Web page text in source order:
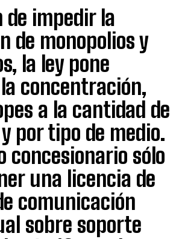
de impedir la
de monopolios y
la ley pone
concentración,
a la cantidad de
por tipo de medio.
concesionario sólo
una licencia de
comunicación
sobre soporte